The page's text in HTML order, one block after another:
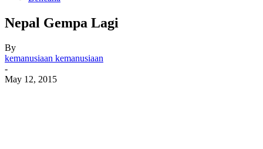
Nepal Gempa Lagi
By
kemanusiaan kemanusiaan
-
May 12, 2015